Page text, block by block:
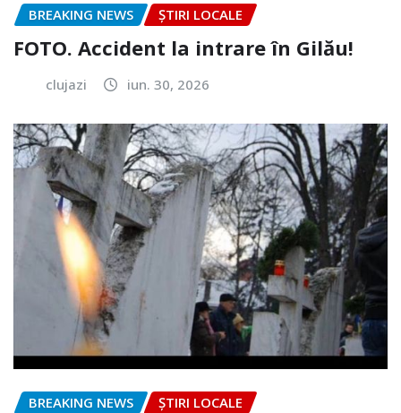
BREAKING NEWS ȘTIRI LOCALE
FOTO. Accident la intrare în Gilău!
clujazi iun. 30, 2026
BREAKING NEWS ȘTIRI LOCALE